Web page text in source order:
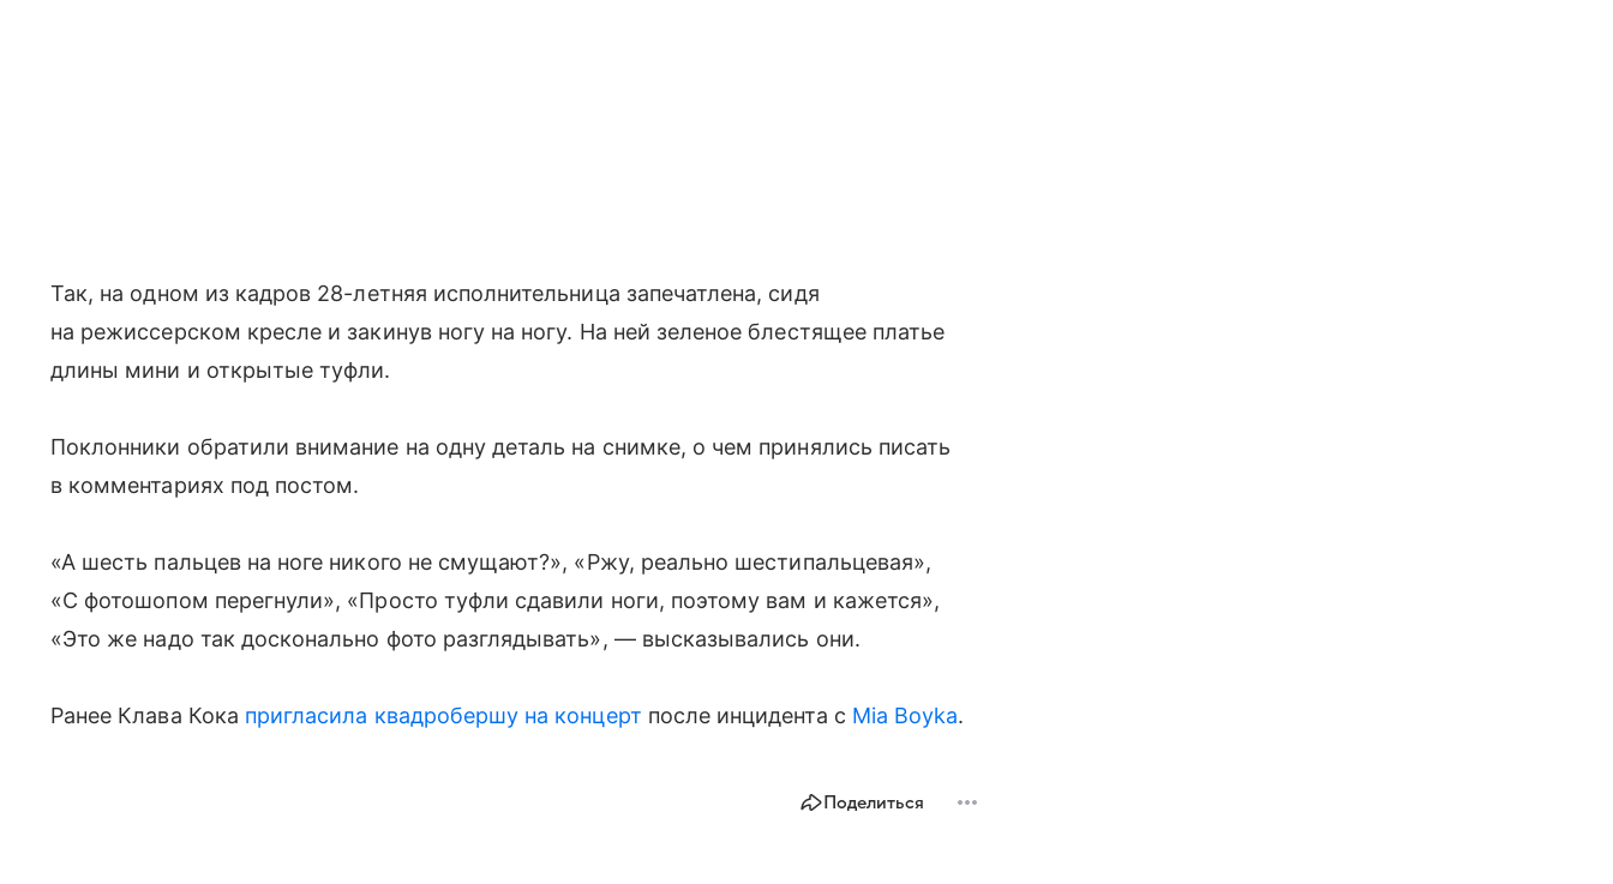
Так, на одном из кадров 28-летняя исполнительница запечатлена, сидя
на режиссерском кресле и закинув ногу на ногу. На ней зеленое блестящее платье
длины мини и открытые туфли.
Поклонники обратили внимание на одну деталь на снимке, о чем принялись писать
в комментариях под постом.
«А шесть пальцев на ноге никого не смущают?», «Ржу, реально шестипальцевая»,
«С фотошопом перегнули», «Просто туфли сдавили ноги, поэтому вам и кажется»,
«Это же надо так досконально фото разглядывать», — высказывались они.
Ранее Клава Кока пригласила квадробершу на концерт после инцидента с Mia Boyka.
Поделиться